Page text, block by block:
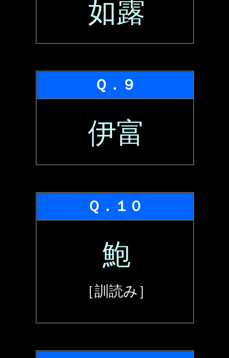
如露
Ｑ．９
伊富
Ｑ．１０
鮑
［訓読み］